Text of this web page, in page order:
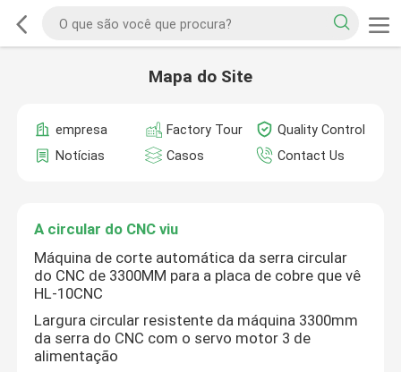
Mapa do Site
empresa Factory Tour
Quality Control
Notícias
Casos Contact Us
A circular do CNC viu
Máquina de corte automática da serra circular
do CNC de 3300MM para a placa de cobre que vê
HL-10CNC
Largura circular resistente da máquina 3300mm
da serra do CNC com o servo motor 3 de
alimentação